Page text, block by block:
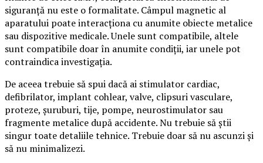
siguranță nu este o formalitate. Câmpul magnetic al
aparatului poate interacționa cu anumite obiecte metalice
sau dispozitive medicale. Unele sunt compatibile, altele
sunt compatibile doar în anumite condiții, iar unele pot
contraindica investigația.
De aceea trebuie să spui dacă ai stimulator cardiac,
defibrilator, implant cohlear, valve, clipsuri vasculare,
proteze, șuruburi, tije, pompe, neurostimulator sau
fragmente metalice după accidente. Nu trebuie să știi
singur toate detaliile tehnice. Trebuie doar să nu ascunzi și
să nu minimalizezi.